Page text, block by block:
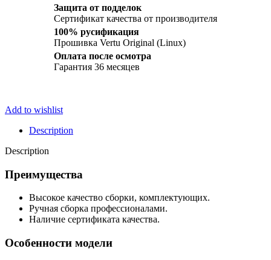
Защита от подделок
Сертификат качества от производителя
100% русификация
Прошивка Vertu Original (Linux)
Оплата после осмотра
Гарантия 36 месяцев
Add to wishlist
Description
Description
Преимущества
Высокое качество сборки, комплектующих.
Ручная сборка профессионалами.
Наличие сертификата качества.
Особенности модели